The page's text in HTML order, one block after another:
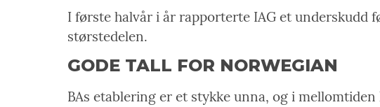
I første halvår i år rapporterte IAG et underskudd
størstedelen.
GODE TALL FOR NORWEGIAN
BAs etablering er et stykke unna, og i